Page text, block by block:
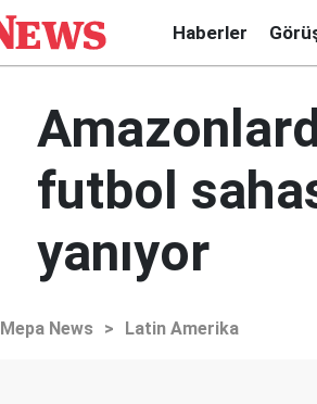
Haberler
futbol
yanıyor
Mepa News > Latin Amerika